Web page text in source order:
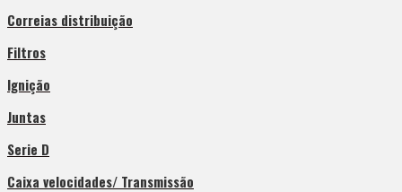
Correias distribuição
Filtros
Ignição
Juntas
Serie D
Caixa velocidades/ Transmissão